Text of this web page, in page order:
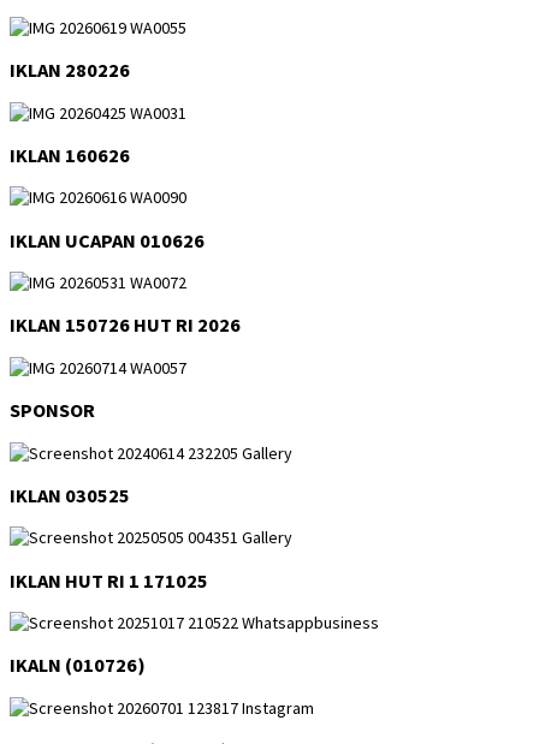
IKLAN 280226
IKLAN 160626
IKLAN UCAPAN 010626
IKLAN 150726 HUT RI 2026
SPONSOR
IKLAN 030525
IKLAN HUT RI 1 171025
IKALN (010726)